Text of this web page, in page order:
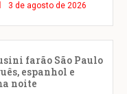
3 de agosto de 2026
farão São Paulo
espanhol e
noite